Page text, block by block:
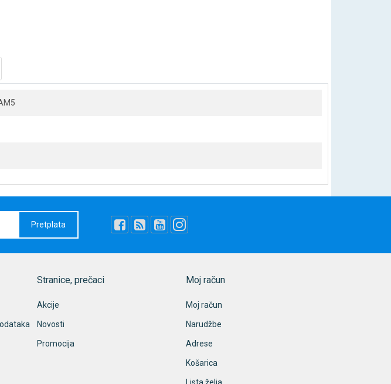
Pretplata
Stranice, prečaci
Akcije
Novosti
Promocija
Moj račun
Moj račun
Narudžbe
Adrese
Košarica